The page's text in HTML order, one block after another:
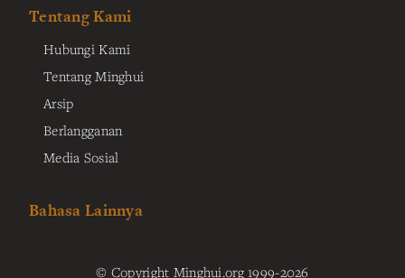
Tentang Kami
Hubungi Kami
Tentang Minghui
Arsip
Berlangganan
Media Sosial
Bahasa Lainnya
© Copyright Minghui.org 1999-2026